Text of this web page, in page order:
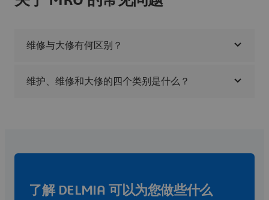
维修与大修有何区别？
维护、维修和大修的四个类别是什么？
了解 DELMIA 可以为您做些什么